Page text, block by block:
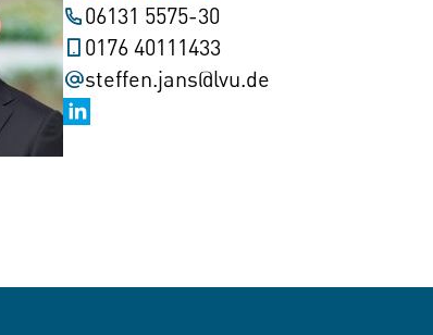
06131 5575-30
0176 40111433
steffen.jans@lvu.de